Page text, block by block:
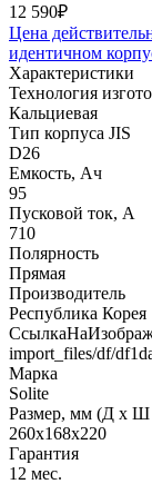
12 590₽
Цена
идентичном
Характеристики
Технология
Кальциевая
Тип корпуса JIS
D26
Емкость, Ач
95
Пусковой ток, А
710
Полярность
Прямая
Производитель
Республика Корея
import_files/df/
Марка
Solite
Размер, мм (Д x
260x168x220
Гарантия
12 мес.